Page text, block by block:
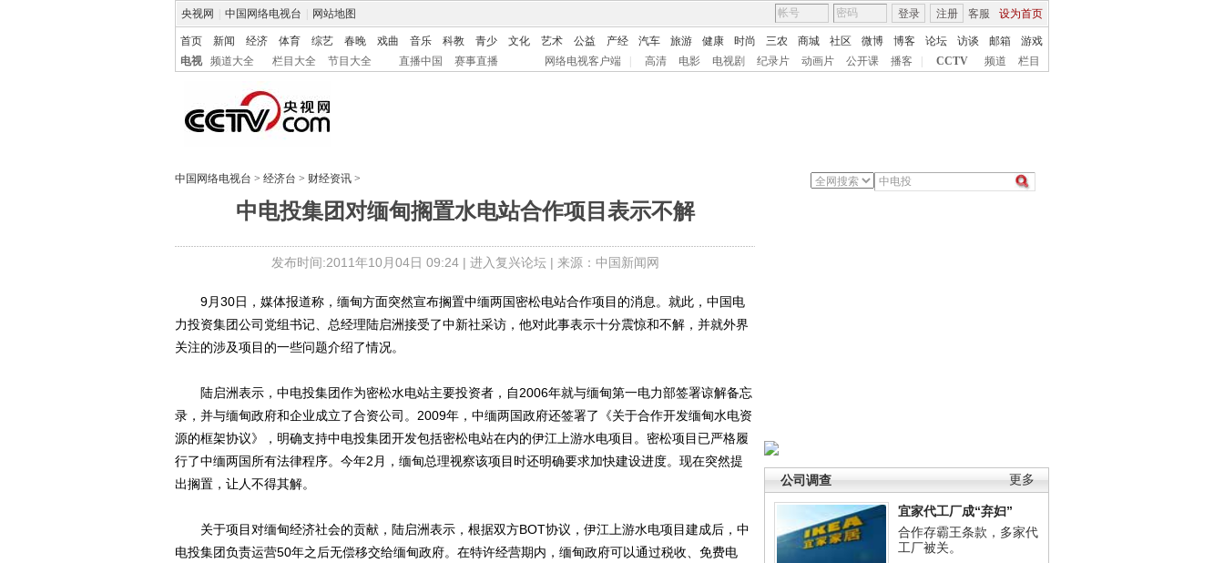
央视网 中国网络电视台 网站地图 客服 设为首页
登录 注册
首页 新闻 经济 体育 综艺 春晚 戏曲 音乐 科教 青少 文化 艺术 公益 产经 汽车 旅游 健康 时尚 三农 商城 社区 微博 博客 论坛 访谈 邮箱
游戏
电视
频道大全 栏目大全 节目大全 直播中国 赛事直播 网络电视客户端 高清 电影 电视剧 纪录片 动画片 公开课 播客 CCTV 频道 栏目
中国网络电视台 > 经济台 > 财经资讯 >
中电投集团对缅甸搁置水电站合作项目表示不解
发布时间:2011年10月04日 09:24 | 进入复兴论坛| 来源：中国新闻网
更多
公司调查
宜家代工厂成“弃妇”
合作存霸王条款，多家代
工厂被关。
9月30日，媒体报道称，缅甸方面突然宣布搁置中缅两国密松电站合作项目的消息。就此，中国电
力投资集团公司党组书记、总经理陆启洲接受了中新社采访，他对此事表示十分震惊和不解，并就外界
关注的涉及项目的一些问题介绍了情况。
陆启洲表示，中电投集团作为密松水电站主要投资者，自2006年就与缅甸第一电力部签署谅解备忘
录，并与缅甸政府和企业成立了合资公司。2009年，中缅两国政府还签署了《关于合作开发缅甸水电资
源的框架协议》，明确支持中电投集团开发包括密松电站在内的伊江上游水电项目。密松项目已严格履
行了中缅两国所有法律程序。今年2月，缅甸总理视察该项目时还明确要求加快建设进度。现在突然提
出搁置，让人不得其解。
关于项目对缅甸经济社会的贡献，陆启洲表示，根据双方BOT协议，伊江上游水电项目建成后，中
电投集团负责运营50年之后无偿移交给缅甸政府。在特许经营期内，缅甸政府可以通过税收、免费电